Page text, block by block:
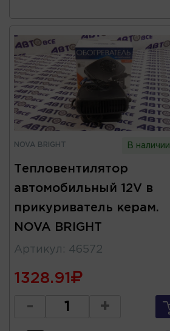
NOVA BRIGHT В наличии
Тепловентилятор
автомобильный 12V в
прикуриватель керам.
NOVA BRIGHT
Артикул : 46572
1328.91
- +